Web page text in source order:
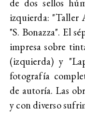
de dos sellos
izquierda: "Taller
"S. Bonazza". El
impresa sobre
(izquierda) y
fotografía
de autoría. Las
y con diverso